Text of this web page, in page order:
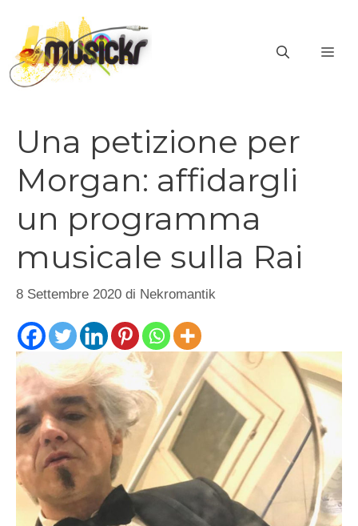
contenuto
Una petizione per
Morgan: affidargli
un programma
musicale sulla Rai
8 Settembre 2020 di Nekromantik